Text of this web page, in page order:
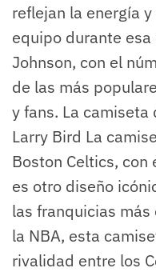
reflejan la energía
equipo durante
Johnson, con el
de las más
y fans. La camiseta
Larry Bird La
Boston Celtics, con
es otro diseño
las franquicias
la NBA, esta
rivalidad entre los